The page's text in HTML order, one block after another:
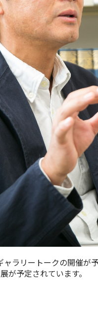
ラリートークの開催が
が予定されています。